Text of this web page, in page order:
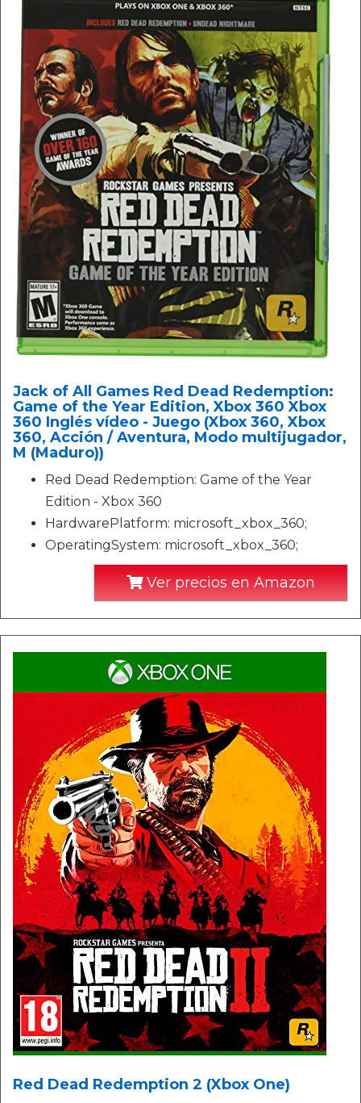
Jack of All Games Red Dead Redemption:
Game of the Year Edition, Xbox 360 Xbox
360 Inglés vídeo - Juego (Xbox 360, Xbox
360, Acción / Aventura, Modo multijugador,
M (Maduro))
Red Dead Redemption: Game of the Year
Edition - Xbox 360
HardwarePlatform: microsoft_xbox_360;
OperatingSystem: microsoft_xbox_360;
Ver precios en Amazon
Red Dead Redemption 2 (Xbox One)